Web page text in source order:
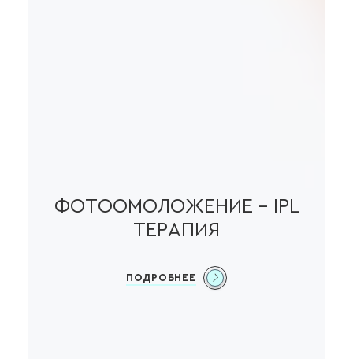
ФОТООМОЛОЖЕНИЕ – IPL
ТЕРАПИЯ
ПОДРОБНЕЕ